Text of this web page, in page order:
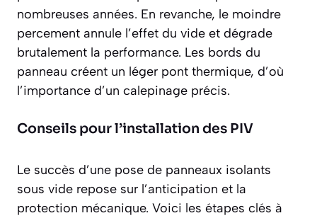
nombreuses années. En revanche, le moindre
percement annule l’effet du vide et dégrade
brutalement la performance. Les bords du
panneau créent un léger pont thermique, d’où
l’importance d’un calepinage précis.
Conseils pour l’installation des PIV
Le succès d’une pose de panneaux isolants
sous vide repose sur l’anticipation et la
protection mécanique. Voici les étapes clés à